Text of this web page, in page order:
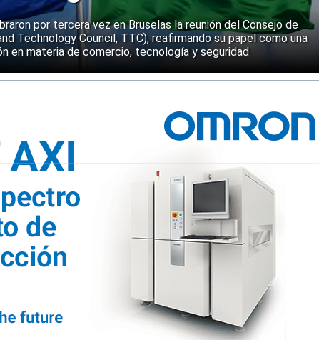
por tercera vez en Bruselas la reunión del Consejo de
Technology Council, TTC), reafirmando su papel como una
en materia de comercio, tecnología y seguridad.